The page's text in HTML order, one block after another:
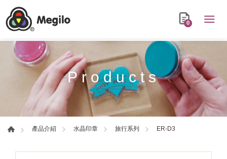
0
Products
產品介紹 水晶印章 旅行系列 ER-D3